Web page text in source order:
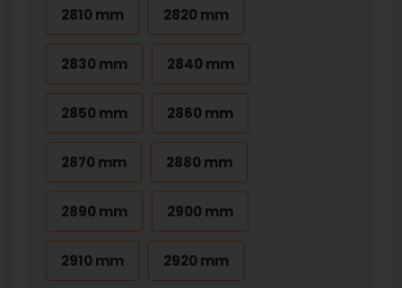
2810 mm 2820 mm
2830 mm 2840 mm
2850 mm 2860 mm
2870 mm 2880 mm
2890 mm 2900 mm
2910 mm 2920 mm